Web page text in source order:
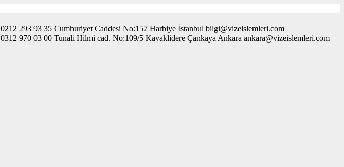
0212 293 93 35 Cumhuriyet Caddesi No:157 Harbiye İstanbul bilgi@vizeislemleri.com
0312 970 03 00 Tunali Hilmi cad. No:109/5 Kavaklidere Çankaya Ankara ankara@vizeislemleri.com